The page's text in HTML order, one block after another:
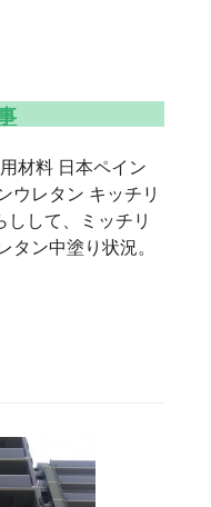
材料 日本ペイン
ウレタン キッチリ
しして、ミッチリ
タン中塗り状況。